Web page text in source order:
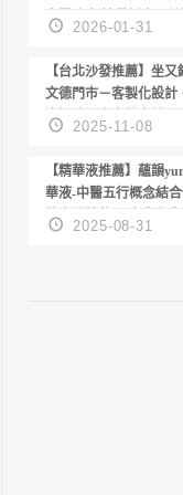
套服務 新娘備婚省心首
2026-01-31
【台北沙發推薦】坐又
文德門市－客製化設計
磨好清潔｜直營直銷
高CP值打造夢想居家風
2025-11-08
【精華液推薦】蘊韻
華液-中醫五行概念結
的專屬精華！ 水㊀土㊀
賦精華」維持肌膚剛剛
2025-08-31